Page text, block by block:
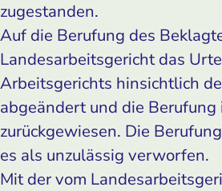
zugestanden.
Auf die Berufung des
Landesarbeitsgericht das
Arbeitsgerichts hinsichtlich
abgeändert und die Berufung
zurückgewiesen. Die
es als unzulässig verworfen.
Mit der vom